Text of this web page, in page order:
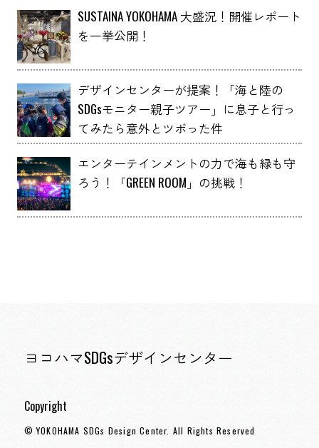
SUSTAINA YOKOHAMA 大盛況！開催レポート
を一挙公開！
デザインセンターが提案！「海と陸の
SDGsモニター親子ツアー」に息子と行っ
てみたら意外とツボった件
エンターテインメントの力で海も緑も守
ろう！「GREEN ROOM」の挑戦！
ヨコハマSDGsデザインセンター
Copyright
© YOKOHAMA SDGs Design Center. All Rights Reserved